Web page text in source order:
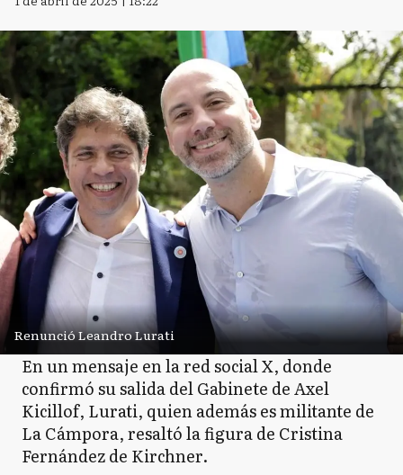
Renunció Leandro Lurati
En un mensaje en la red social X, donde
confirmó su salida del Gabinete de Axel
Kicillof, Lurati, quien además es militante de
La Cámpora, resaltó la figura de Cristina
Fernández de Kirchner.